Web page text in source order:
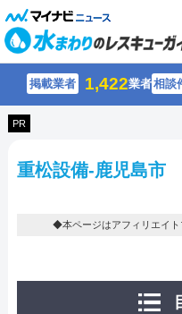
掲載業者 1,422業者相談
PR
重松設備-鹿児島市
◆本ページはアフィリエイト